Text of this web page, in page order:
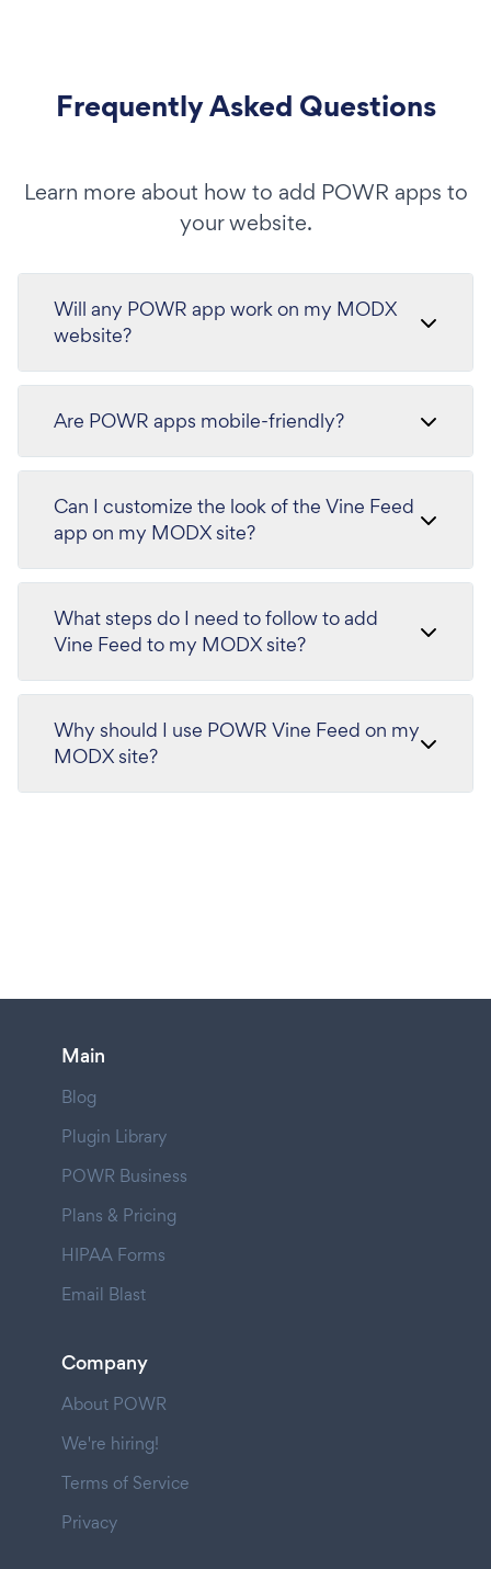
Frequently Asked Questions
Learn more about how to add POWR apps to
your website.
Will any POWR app work on my MODX
website?
Are POWR apps mobile-friendly?
Can I customize the look of the Vine Feed
app on my MODX site?
What steps do I need to follow to add
Vine Feed to my MODX site?
Why should I use POWR Vine Feed on my
MODX site?
Main
Blog
Plugin Library
POWR Business
Plans & Pricing
HIPAA Forms
Email Blast
Company
About POWR
We're hiring!
Terms of Service
Privacy